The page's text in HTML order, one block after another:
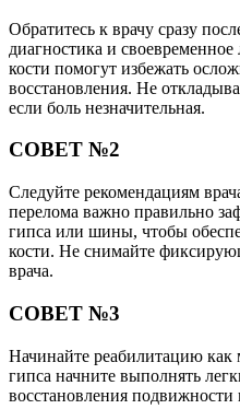
Обратитесь к врачу сразу
диагностика и
кости помогут избежать
восстановления. Не
если боль незначительная.
СОВЕТ №2
Следуйте рекомендациям
перелома важно правильно
гипса или шины, чтобы
кости. Не снимайте
врача.
СОВЕТ №3
Начинайте реабилитацию
гипса начните выполнять
восстановления